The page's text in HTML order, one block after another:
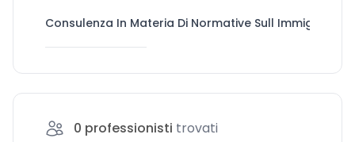
Consulenza In Materia Di Normative Sull Immigrazione
0 professionisti trovati